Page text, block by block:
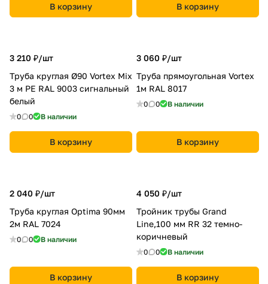
В корзину В корзину
3 210 ₽/шт
Труба круглая Ø90 Vortex Mix
3 м PE RAL 9003 сигнальный
белый
0 0 В наличии
В корзину
3 060 ₽/шт
Труба прямоугольная Vortex
1м RAL 8017
0 0 В наличии
В корзину
2 040 ₽/шт
Труба круглая Optima 90мм
2м RAL 7024
0 0 В наличии
В корзину
4 050 ₽/шт
Тройник трубы Grand
Line,100 мм RR 32 темно-
коричневый
0 0 В наличии
В корзину